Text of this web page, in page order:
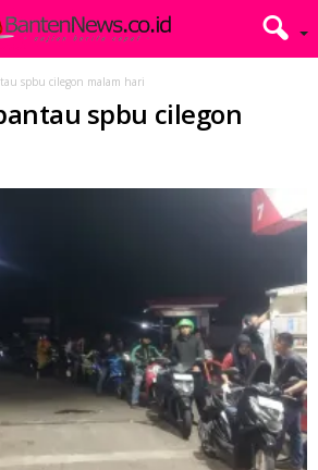
spbu cilegon malam hari
spbu cilegon